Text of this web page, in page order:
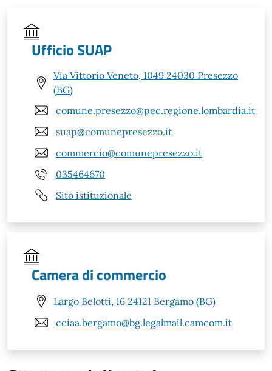
Ufficio SUAP
Via Vittorio Veneto, 1049 24030 Presezzo
(BG)
comune.presezzo@pec.regione.lombardia.it
suap@comunepresezzo.it
commercio@comunepresezzo.it
035464670
Sito istituzionale
Camera di commercio
Largo Belotti, 16 24121 Bergamo (BG)
cciaa.bergamo@bg.legalmail.camcom.it